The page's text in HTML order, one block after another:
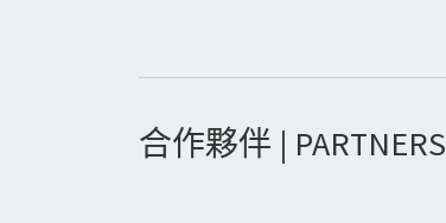
合作夥伴 | PARTNERS